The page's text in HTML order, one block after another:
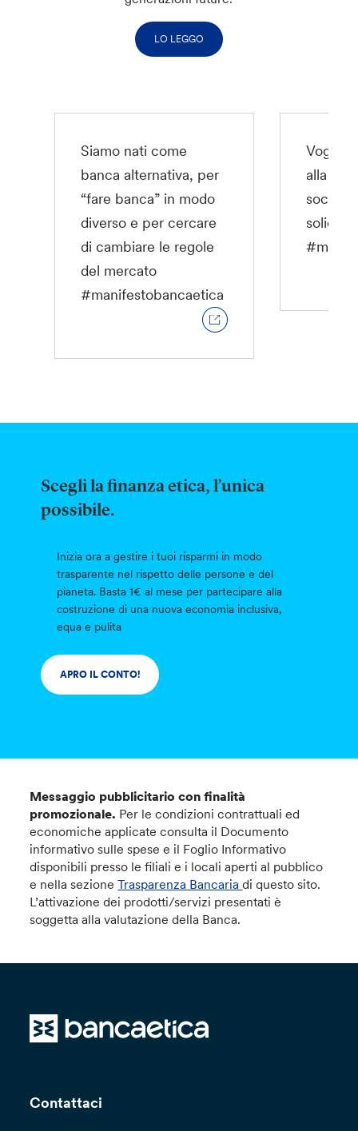
LO LEGGO
Siamo nati come
banca alternativa, per
“fare banca” in modo
diverso e per cercare
di cambiare le regole
del mercato
#manifestobancaetica
alla
società
Scegli la finanza etica, l’unica
possibile.
Inizia ora a gestire i tuoi risparmi in modo
trasparente nel rispetto delle persone e del
pianeta. Basta 1€ al mese per partecipare alla
costruzione di una nuova economia inclusiva,
equa e pulita
APRO IL CONTO!
Messaggio pubblicitario con finalità
promozionale. Per le condizioni contrattuali ed
economiche applicate consulta il Documento
informativo sulle spese e il Foglio Informativo
disponibili presso le filiali e i locali aperti al pubblico
e nella sezioneTrasparenza Bancariadi questo sito.
L’attivazione dei prodotti/servizi presentati è
soggetta alla valutazione della Banca.
Contattaci